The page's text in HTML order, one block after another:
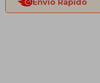
Envío Rápido